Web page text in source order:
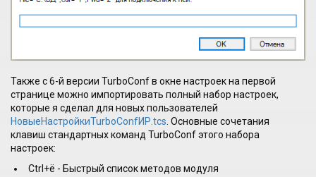
Также с 6-й версии TurboConf в окне настроек на первой
странице можно импортировать полный набор настроек,
которые я сделал для новых пользователей
НовыеНастройкиTurboConfИР.tcs . Основные сочетания
клавиш стандартных команд TurboConf этого набора
настроек:
Ctrl+ё - Быстрый список методов модуля